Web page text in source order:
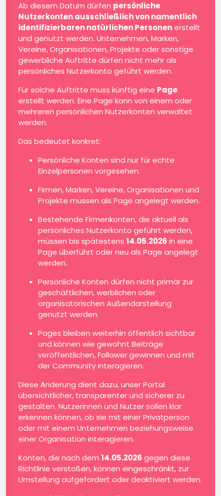
Ab diesem Datum dürfen persönliche
Nutzerkonten ausschließlich von namentlich
identifizierbaren natürlichen Personenerstellt
und genutzt werden. Unternehmen, Marken,
Vereine, Organisationen, Projekte oder sonstige
gewerbliche Auftritte dürfen nicht mehr als
persönliches Nutzerkonto geführt werden.
Für solche Auftritte muss künftig eine Page
erstellt werden. Eine Page kann von einem oder
mehreren persönlichen Nutzerkonten verwaltet
werden.
Das bedeutet konkret:
Persönliche Konten sind nur für echte
Einzelpersonen vorgesehen.
Firmen, Marken, Vereine, Organisationen und
Projekte müssen als Page angelegt werden.
Bestehende Firmenkonten, die aktuell als
persönliches Nutzerkonto geführt werden,
müssen bis spätestens 14.05.2026 in eine
Page überführt oder neu als Page angelegt
werden.
Persönliche Konten dürfen nicht primär zur
geschäftlichen, werblichen oder
organisatorischen Außendarstellung
genutzt werden.
Pages bleiben weiterhin öffentlich sichtbar
und können wie gewohnt Beiträge
veröffentlichen, Follower gewinnen und mit
der Community interagieren.
Diese Änderung dient dazu, unser Portal
übersichtlicher, transparenter und sicherer zu
gestalten. Nutzerinnen und Nutzer sollen klar
erkennen können, ob sie mit einer Privatperson
oder mit einem Unternehmen beziehungsweise
einer Organisation interagieren.
Konten, die nach dem 14.05.2026 gegen diese
Richtlinie verstoßen, können eingeschränkt, zur
Umstellung aufgefordert oder deaktiviert werden.